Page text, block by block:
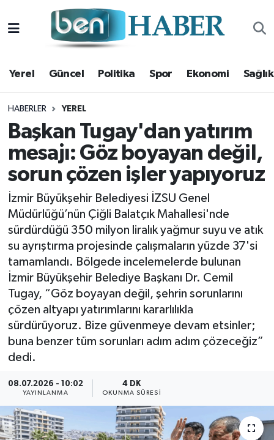
Yerel Güncel Politika Spor Ekonomi Sağlık
HABERLER YEREL
Başkan Tugay'dan yatırım
mesajı: Göz boyayan değil,
sorun çözen işler yapıyoruz
İzmir Büyükşehir Belediyesi İZSU Genel
Müdürlüğü’nün Çiğli Balatçık Mahallesi'nde
sürdürdüğü 350 milyon liralık yağmur suyu ve atık
su ayrıştırma projesinde çalışmaların yüzde 37'si
tamamlandı. Bölgede incelemelerde bulunan
İzmir Büyükşehir Belediye Başkanı Dr. Cemil
Tugay, “Göz boyayan değil, şehrin sorunlarını
çözen altyapı yatırımlarını kararlılıkla
sürdürüyoruz. Bize güvenmeye devam etsinler;
buna benzer tüm sorunları adım adım çözeceğiz”
dedi.
08.07.2026 - 10:02
YAYINLANMA
4 DK
OKUNMA SÜRESI
Yerel
Güncel
Politika
Spor
Ekonomi
Sağlık
Magazin
Kültür Sanat
Resmi Reklam
Röportajlar
Hava Durumu
Trafik Durumu
Süper Lig Puan Durumu ve Fikstür
Tüm Manşetler
Son Dakika Haberleri
Haber Arşivi